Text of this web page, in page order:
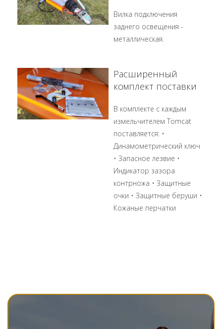
Вилка подключения
заднего освещения -
металлическая.
Расширенный
комплект поставки
В комплекте с каждым
измельчителем Tomcat
поставляется: •
Динамометрический ключ
• Запасное лезвие •
Индикатор зазора
контрножа • Защитные
очки • Защитные беруши •
Кожаные перчатки